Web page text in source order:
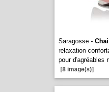
Saragosse -
relaxation
pour d'agréables
[8 image(s)]